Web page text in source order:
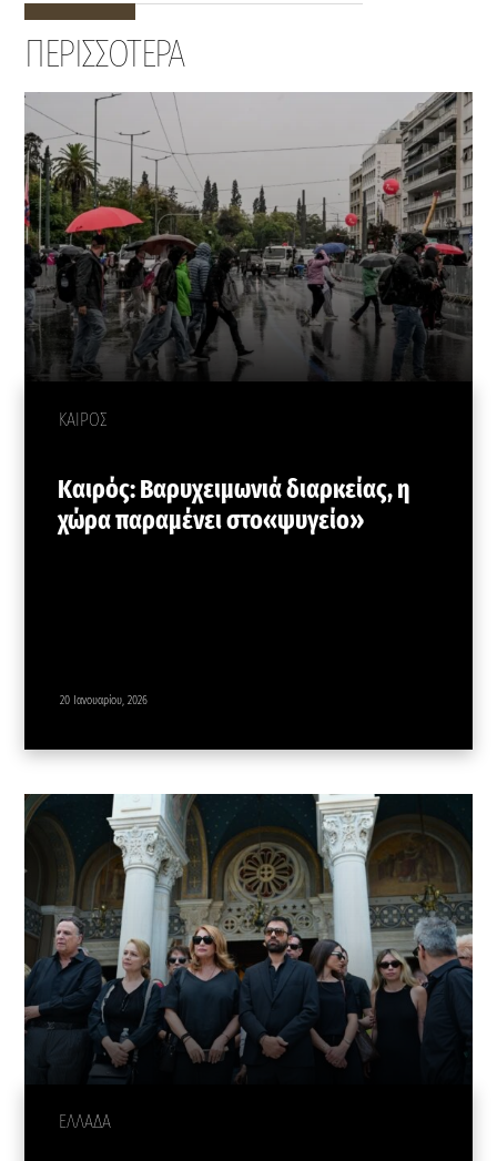
ΠΕΡΙΣΣΟΤΕΡΑ
ΚΑΙΡΟΣ
Καιρός: Βαρυχειμωνιά διαρκείας, η
χώρα παραμένει στο«ψυγείο»
20 Ιανουαρίου, 2026
ΕΛΛΑΔΑ